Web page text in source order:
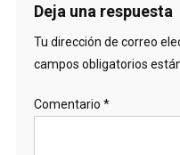
Deja una respuesta
Tu dirección de correo
campos obligatorios
Comentario *